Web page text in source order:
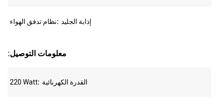
نظام تدفق الهواء إذابة الجليد
:معلومات التوصيل
220 Watt القدرة الكهربائية